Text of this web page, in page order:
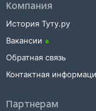
Компания
История Туту.ру
Вакансии
Обратная связь
Контактная
Партнерам